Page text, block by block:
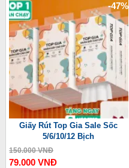
-47%
Giấy Rút Top Gia Sale Sốc
5/6/10/12 Bịch
150.000 VNĐ
79.000 VNĐ